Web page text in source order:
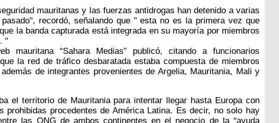
mauritanas y las fuerzas antidrogas han detenido a varias
recordó, señalando que " esta no es la primera vez que
la banda capturada está integrada en su mayoría por miembros
"
mauritana “Sahara Medias” publicó, citando a funcionarios
la red de tráfico desbaratada estaba compuesta de miembros
de integrantes provenientes de Argelia, Mauritania, Mali y
el territorio de Mauritania para intentar llegar hasta Europa con
prohibidas procedentes de América Latina. Es decir, no solo hay
las ONG de ambos continentes en el negocio de la “ayuda